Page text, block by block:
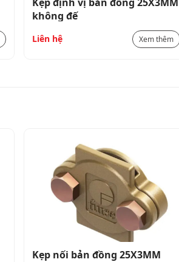
không đế
Liên hệ Xem thêm
Kẹp nối bản đồng 25X3MM